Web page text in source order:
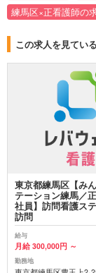
練馬区×正看護師の
この求人を見てい
東京都練馬区【み
テーション練馬／
社員】訪問看護ス
訪問
給与
月給 300,000円 ～
勤務地